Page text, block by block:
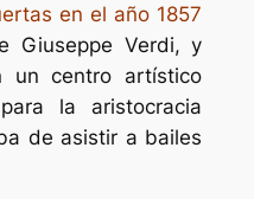
en el año 1857
Giuseppe Verdi, y
un centro artístico
la aristocracia
de asistir a bailes